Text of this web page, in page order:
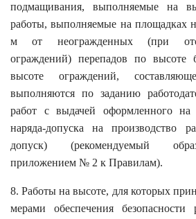
подмащивания, выполняемые на
работы, выполняемые на площадках
м от неогражденных (при
ограждений) перепадов по
высоте ограждений,
выполняются по заданию
работ с выдачей оформленного на
наряда-допуска на производство
допуск) (рекомендуемый
приложением № 2 к Правилам).
8. Работы на высоте, для которых
мерами обеспечения безопасности